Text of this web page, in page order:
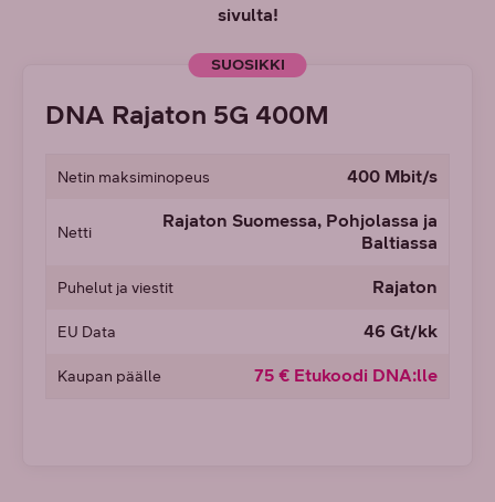
sivulta!
SUOSIKKI
DNA Rajaton 5G 400M
Netin maksiminopeus 400 Mbit/s
Netti
Rajaton Suomessa, Pohjolassa ja
Baltiassa
Puhelut ja viestit Rajaton
EU Data 46 Gt/kk
Kaupan päälle 75 € Etukoodi DNA:lle